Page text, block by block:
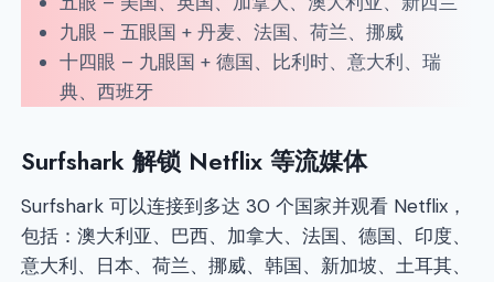
九眼 – 五眼国 + 丹麦、法国、荷兰、挪威
十四眼 – 九眼国 + 德国、比利时、意大利、瑞
典、西班牙
Surfshark 解锁 Netflix 等流媒体
Surfshark 可以连接到多达 30 个国家并观看 Netflix，
包括：澳大利亚、巴西、加拿大、法国、德国、印度、
意大利、日本、荷兰、挪威、韩国、新加坡、土耳其、